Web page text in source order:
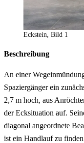
Eckstein, Bild 1
Beschreibung
An einer
Spaziergänger ein
2,7 m hoch, aus
der Ecksituation auf.
diagonal angeordnete
ist ein Handlauf zu